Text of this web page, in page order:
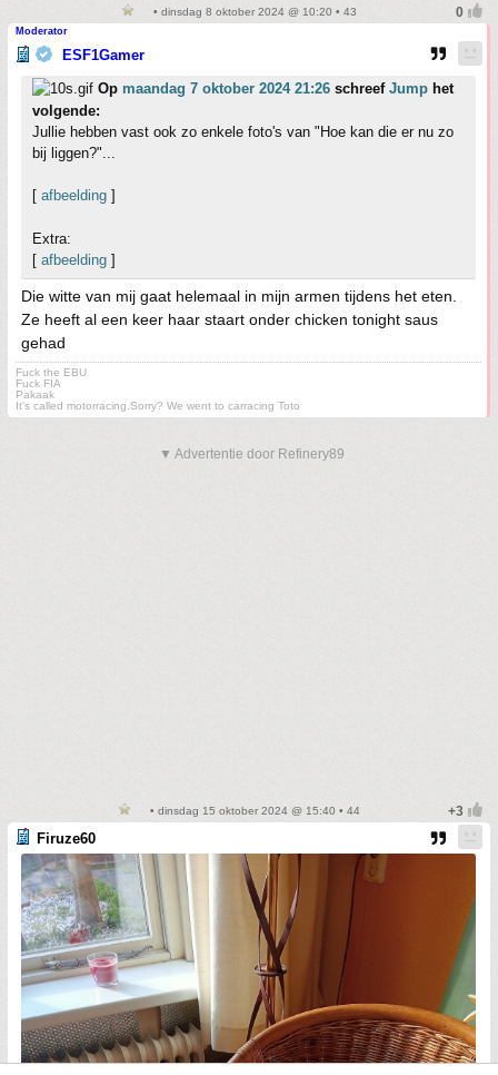
• dinsdag 8 oktober 2024 @ 10:20 • 43
Moderator
ESF1Gamer
Op maandag 7 oktober 2024 21:26 schreef Jump het
volgende:
Jullie hebben vast ook zo enkele foto's van "Hoe kan die er nu zo
bij liggen?"...
[ afbeelding ]
Extra:
[ afbeelding ]
Die witte van mij gaat helemaal in mijn armen tijdens het eten.
Ze heeft al een keer haar staart onder chicken tonight saus
gehad
Fuck the EBU
Fuck FIA
Pakaak
It's called motorracing.Sorry? We went to carracing Toto
▼ Advertentie door Refinery89
• dinsdag 15 oktober 2024 @ 15:40 • 44
Firuze60